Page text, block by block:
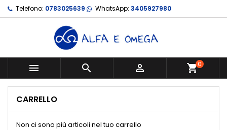
Telefono: 0783025639 WhatsApp: 3405927980
   shopping_cart0
CARRELLO
Non ci sono più articoli nel tuo carrello